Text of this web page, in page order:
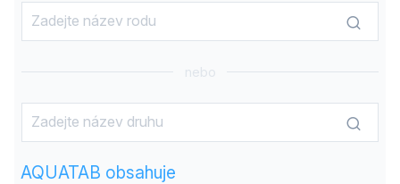
nebo
AQUATAB obsahuje